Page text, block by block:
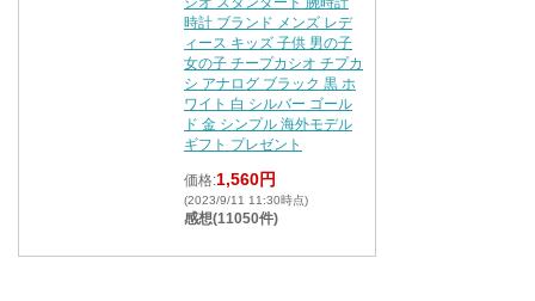
時計 ブランド メンズ レデ
ィース キッズ 子供 男の子
女の子 チープカシオ チプカ
シ アナログ ブラック 黒 ホ
ワイト 白 シルバー ゴール
ド 金 シンプル 海外モデル
ギフト プレゼント
価格:1,560円
(2023/9/11 11:30時点)
感想(11050件)